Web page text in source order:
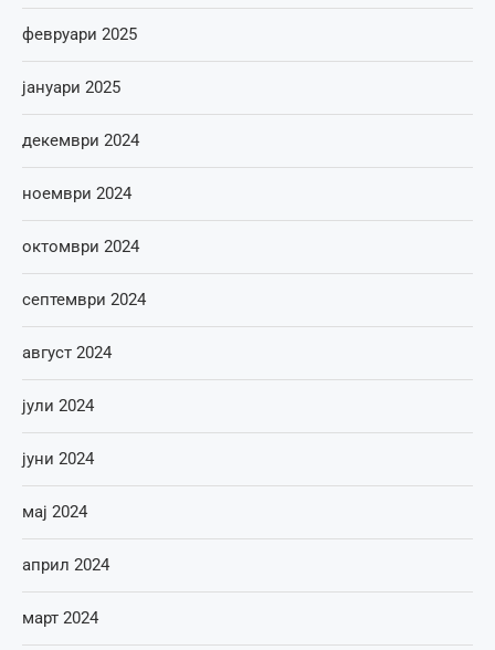
февруари 2025
јануари 2025
декември 2024
ноември 2024
октомври 2024
септември 2024
август 2024
јули 2024
јуни 2024
мај 2024
април 2024
март 2024